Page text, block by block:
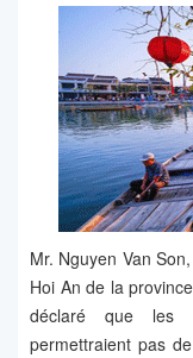
Mr. Nguyen Van
Hoi An de la
déclaré que les
permettraient pas